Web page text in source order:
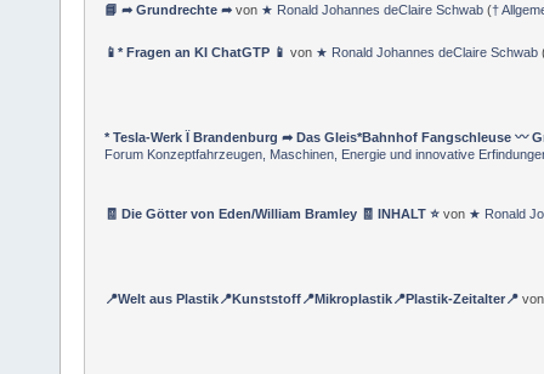
📘 ➦ Grundrechte ➦ von ★ Ronald Johannes deClaire Schwab(†
📱* Fragen an KI ChatGTP 📱 von ★ Ronald Johannes deClaire Schwab
* Tesla-Werk Ï Brandenburg ➦ Das Gleis*Bahnhof Fangschleuse 〰
Forum Konzeptfahrzeugen, Maschinen, Energie und innovative
🧾 Die Götter von Eden/William Bramley 🧾 INHALT ⭐️ von ★ Ronald
📍Welt aus Plastik📍Kunststoff📍Mikroplastik📍Plastik-Zeitalter📍